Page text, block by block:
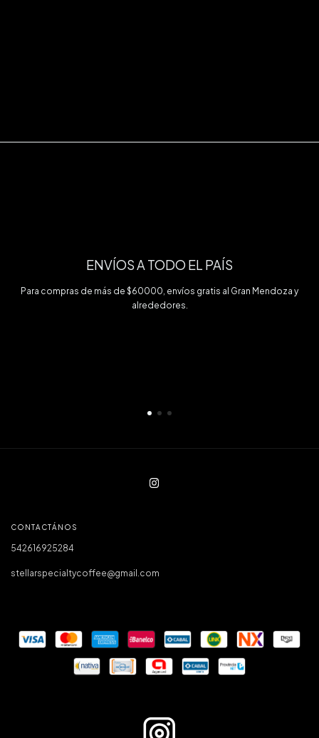
ENVÍOS A TODO EL PAÍS
Para compras de más de $60000, envíos gratis al Gran Mendoza y
alrededores.
CONTACTÁNOS
542616925284
stellarspecialtycoffee@gmail.com